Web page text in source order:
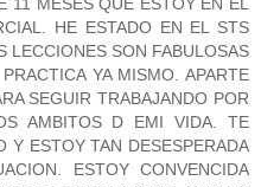
HE ESTADO EN EL STS
LECCIONES SON FABULOSAS
YA MISMO. APARTE
SEGUIR TRABAJANDO POR
AMBITOS D EMI VIDA. TE
Y ESTOY TAN DESESPERADA
ESTOY CONVENCIDA